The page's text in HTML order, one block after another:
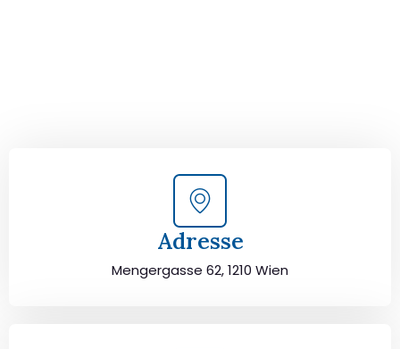
Adresse
Mengergasse 62, 1210 Wien